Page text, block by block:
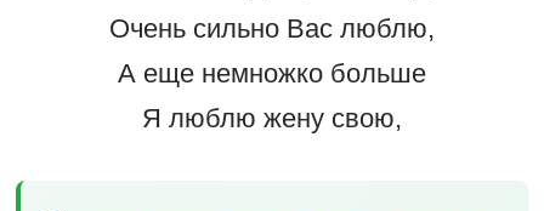
Очень сильно Вас люблю,
А еще немножко больше
Я люблю жену свою,